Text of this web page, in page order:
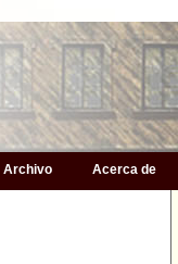
Archivo Acerca de